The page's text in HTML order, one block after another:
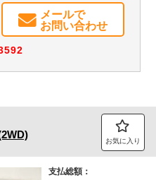
ABS エアバッグ 電動格納ミラー
メールで
お問い合わせ
お気に入り
支払総額：